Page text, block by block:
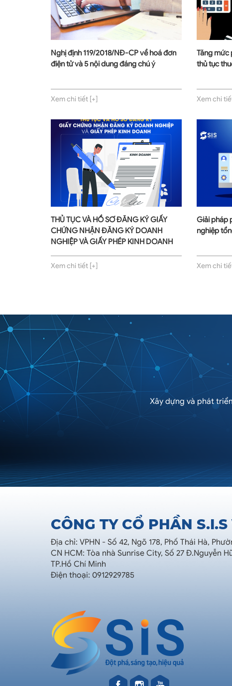
Nghị định 119/2018/NĐ-CP về hoá đơn
điện tử và 5 nội dung đáng chú ý
Xem chi tiết [+]
Tăng mức
thủ tục
Xem chi
THỦ TỤC VÀ HỒ SƠ ĐĂNG KÝ GIẤY
CHỨNG NHẬN ĐĂNG KÝ DOANH
NGHIỆP VÀ GIẤY PHÉP KINH DOANH
Xem chi tiết [+]
Giải pháp
nghiệp
Xem chi
Xây dựng và phát
CÔNG TY CỔ PHẦN
Địa chỉ: VPHN - Số 42, Ngõ 178, Phố Thái Hà,
CN HCM: Tòa nhà Sunrise City, Số 27 Đ.Nguyễn
TP.Hồ Chí Minh
Điện thoại: 0912929785